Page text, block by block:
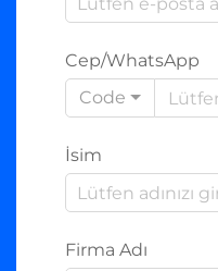
Cep/WhatsApp
Code
İsim
Firma Adı